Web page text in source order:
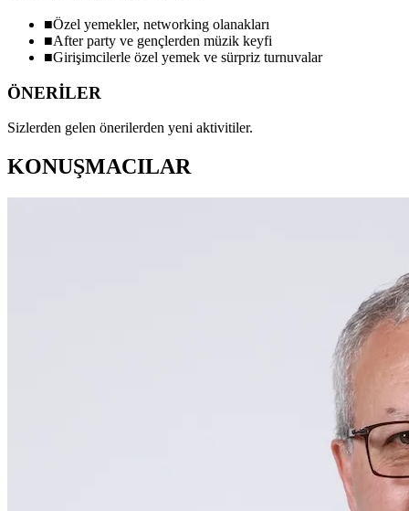
■Özel yemekler, networking olanakları
■After party ve gençlerden müzik keyfi
■Girişimcilerle özel yemek ve sürpriz turnuvalar
ÖNERİLER
Sizlerden gelen önerilerden yeni aktivitiler.
KONUŞMACILAR